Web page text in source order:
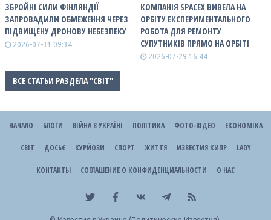
ЗБРОЙНІ СИЛИ ФІНЛЯНДІЇ
ЗАПРОВАДИЛИ ОБМЕЖЕННЯ ЧЕРЕЗ
ПІДВИЩЕНУ ДРОНОВУ НЕБЕЗПЕКУ
2026-07-31 09:34
КОМПАНІЯ SPACEX ВИВЕЛА НА
ОРБІТУ ЕКСПЕРИМЕНТАЛЬНОГО
РОБОТА ДЛЯ РЕМОНТУ
СУПУТНИКІВ ПРЯМО НА ОРБІТІ
2026-07-29 16:44
ВСЕ СТАТЬИ РАЗДЕЛА "СВІТ"
НАЧАЛО БЛОГИ ВІЙНА В УКРАЇНІ ПОЛІТИКА ФОТО-ВІДЕО ЕКОНОМІКА
СВІТ ДОСЬЄ КУРЙОЗИ СПОРТ ЖИТТЯ ИЗВЕСТИЯ КИПР LADY
КОНТАКТЫ СОГЛАШЕНИЕ О КОНФИДЕНЦИАЛЬНОСТИ О НАС